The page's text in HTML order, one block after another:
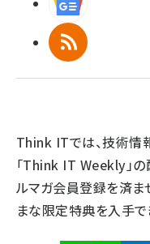
RSS
Think ITでは、技術情
「Think IT Weekly」の
ルマガ会員登録を済ま
まな限定特典を入手で